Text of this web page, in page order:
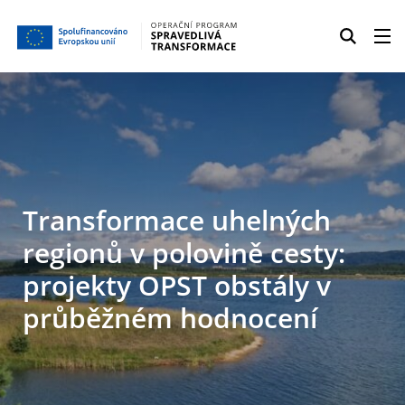
Transformace uhelných
regionů v polovině cesty:
projekty OPST obstály v
průběžném hodnocení